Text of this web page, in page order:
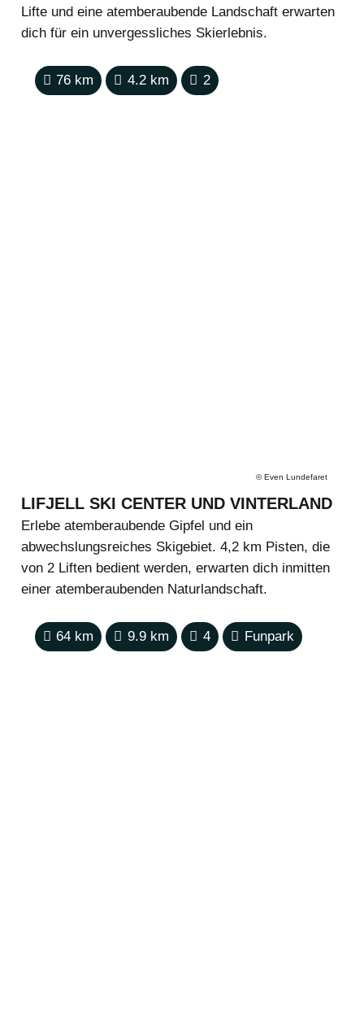
Lifte und eine atemberaubende Landschaft erwarten
dich für ein unvergessliches Skierlebnis.
©Even Lundefaret
76 km 4.2 km 2
LIFJELL SKI CENTER UND VINTERLAND
Erlebe atemberaubende Gipfel und ein
abwechslungsreiches Skigebiet. 4,2 km Pisten, die
von 2 Liften bedient werden, erwarten dich inmitten
einer atemberaubenden Naturlandschaft.
64 km 9.9 km 4 Funpark